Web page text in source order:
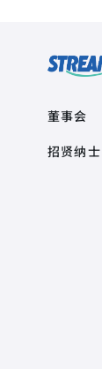
Quick
董事会
招贤纳士